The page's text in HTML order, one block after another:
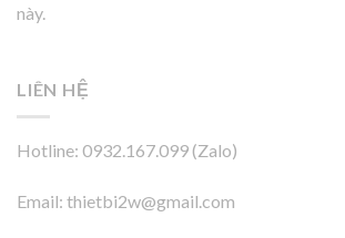
này.
LIÊN HỆ
Hotline: 0932.167.099 (Zalo)
Email: thietbi2w@gmail.com